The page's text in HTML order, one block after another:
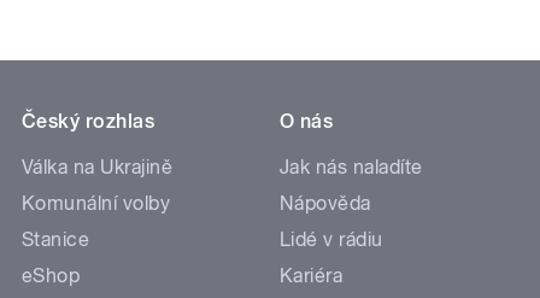
Český rozhlas
Válka na Ukrajině
Komunální volby
Stanice
eShop
O nás
Jak nás naladíte
Nápověda
Lidé v rádiu
Kariéra